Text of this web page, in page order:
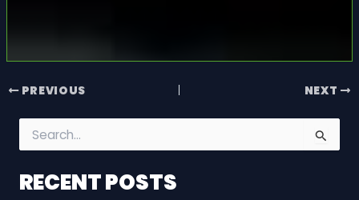
PREVIOUS NEXT
e
RECENT POSTS